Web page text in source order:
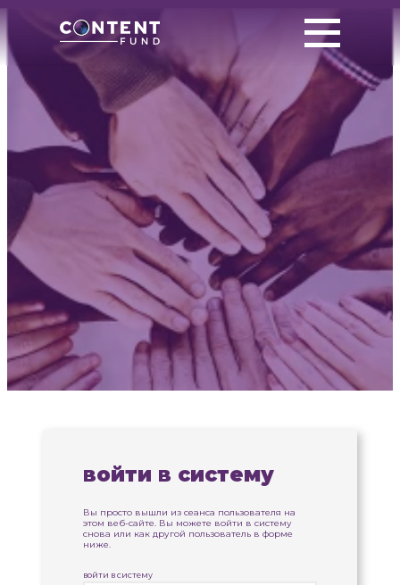
войти в систему
Вы просто вышли из сеанса пользователя на
этом веб-сайте. Вы можете войти в систему
снова или как другой пользователь в форме
ниже.
войти в систему